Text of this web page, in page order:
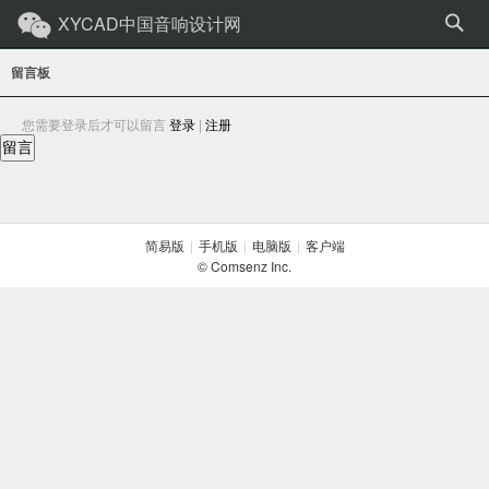
XYCAD中国音响设计网
留言板
您需要登录后才可以留言登录 | 注册
留言
简易版 | 手机版 | 电脑版 | 客户端
© Comsenz Inc.